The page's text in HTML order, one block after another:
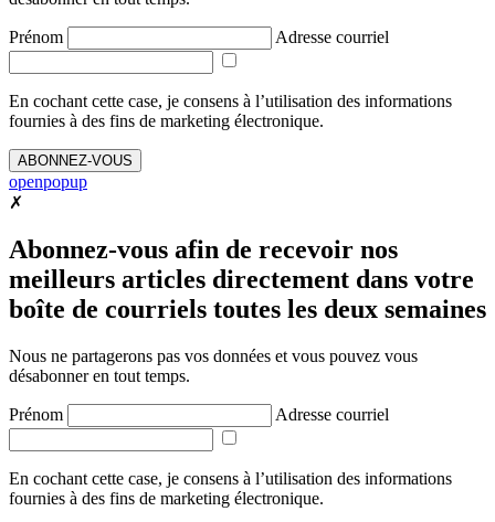
Prénom Adresse courriel
En cochant cette case, je consens à l’utilisation des informations
fournies à des fins de marketing électronique.
ABONNEZ-VOUS
openpopup
✗
Abonnez-vous afin de recevoir nos
meilleurs articles directement dans votre
boîte de courriels toutes les deux semaines
Nous ne partagerons pas vos données et vous pouvez vous
désabonner en tout temps.
Prénom Adresse courriel
En cochant cette case, je consens à l’utilisation des informations
fournies à des fins de marketing électronique.